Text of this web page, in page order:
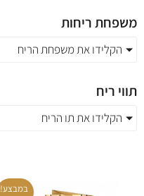
משפחת ריחות
הקלידו את משפחת הריח
תווי ריח
הקלידו את תו הריח
במבצע!